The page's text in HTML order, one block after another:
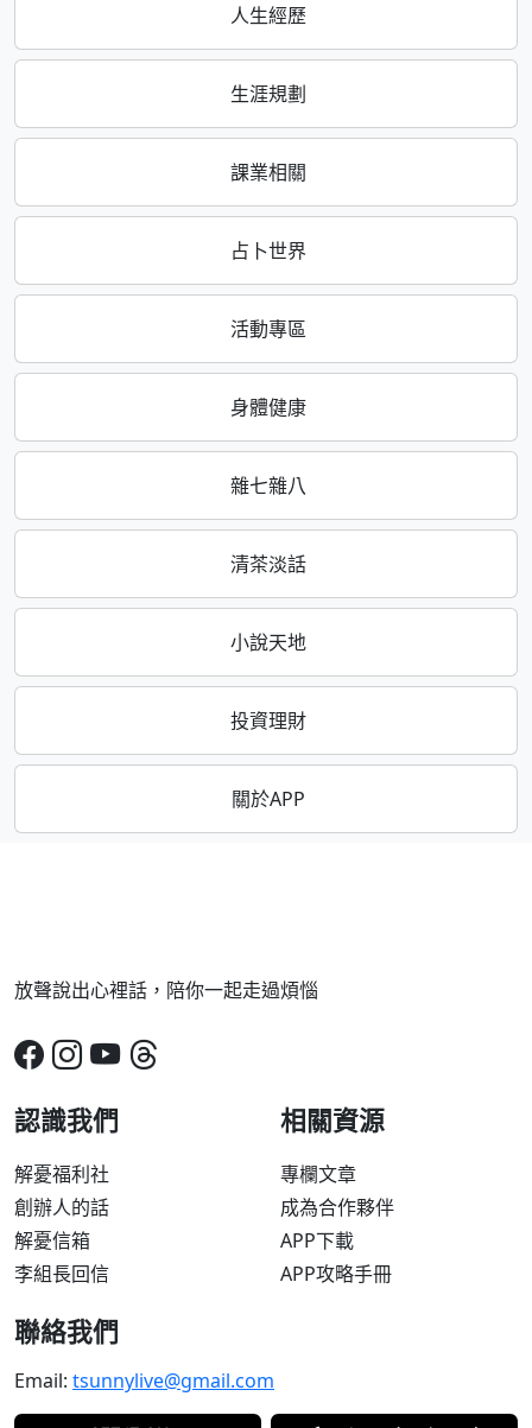
人生經歷
生涯規劃
課業相關
占卜世界
活動專區
身體健康
雜七雜八
清茶淡話
小說天地
投資理財
關於APP
放聲說出心裡話，陪你一起走過煩惱
認識我們
解憂福利社
創辦人的話
解憂信箱
李組長回信
相關資源
專欄文章
成為合作夥伴
APP下載
APP攻略手冊
聯絡我們
Email: tsunnylive@gmail.com